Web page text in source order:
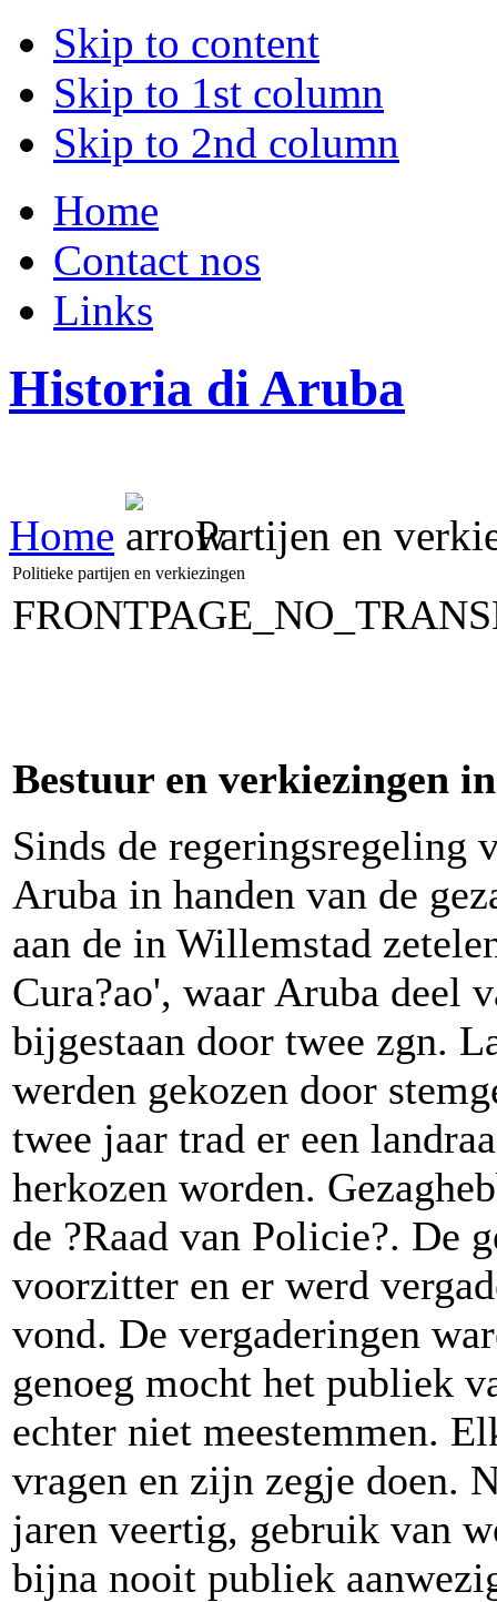
Skip to content
Skip to 1st column
Skip to 2nd column
Home
Contact nos
Links
Historia di Aruba
Home Partijen en
Politieke partijen en verkiezingen
Bestuur en verkiezingen
Sinds de regeringsregeling
Aruba in handen van de
aan de in Willemstad
Cura?ao', waar Aruba deel
bijgestaan door twee zgn.
werden gekozen door
twee jaar trad er een
herkozen worden.
de ?Raad van Policie?. De
voorzitter en er werd
vond. De vergaderingen
genoeg mocht het publiek
echter niet meestemmen.
vragen en zijn zegje doen.
jaren veertig, gebruik van
bijna nooit publiek